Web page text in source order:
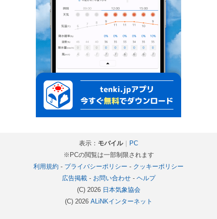
表示： モバイル｜ PC
※PCの閲覧は一部制限されます
利用規約 - プライバシーポリシー - クッキーポリシー
広告掲載- お問い合わせ- ヘルプ
(C) 2026 日本気象協会
(C) 2026 ALiNKインターネット